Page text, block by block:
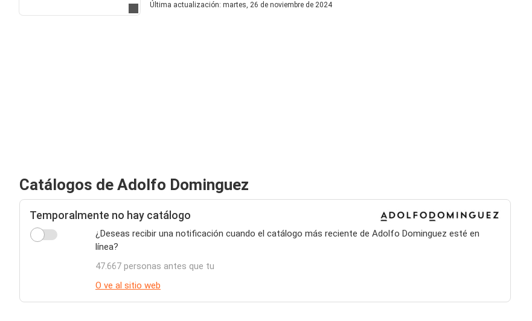
Ir al sitio web
Última actualización: martes, 26 de noviembre de 2024
Catálogos de Adolfo Dominguez
Temporalmente no hay catálogo
¿Deseas recibir una notificación cuando el catálogo más reciente de Adolfo Dominguez esté en
línea?
47.667 personas antes que tu
O ve al sitio web